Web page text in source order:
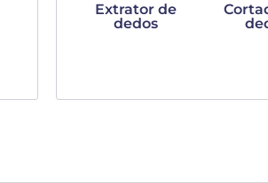
Extrator de
dedos